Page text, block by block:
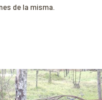
de la misma.